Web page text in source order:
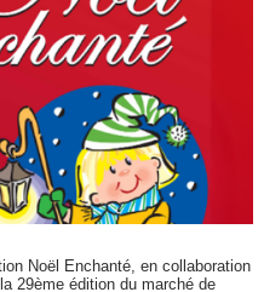
Noël Enchanté, en collaboration
29ème édition du marché de